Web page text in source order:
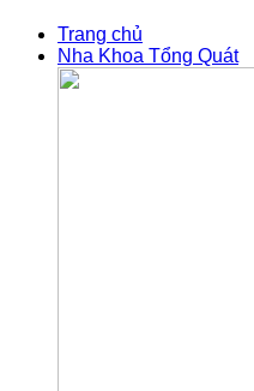
Trang chủ
Nha Khoa Tổng Quát